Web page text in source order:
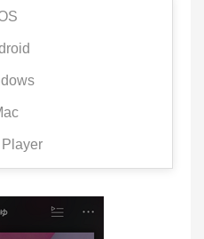
ーをタップし、再生画面